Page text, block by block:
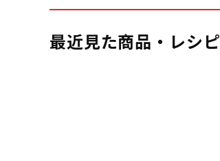
最近見た商品・レシピ